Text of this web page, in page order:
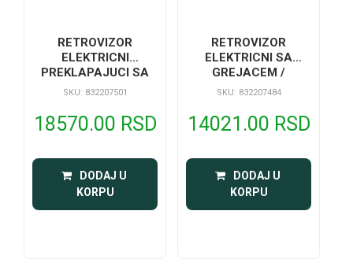
RETROVIZOR
ELEKTRICNI
PREKLAPAJUCI SA
GREJAC / MIGAVAC A
SKU: 832207501
18570.00 RSD
DODAJ U
KORPU
RETROVIZOR
ELEKTRICNI SA
GREJACEM /
MIGAVAC A KVALITET
SKU: 832207484
14021.00 RSD
DODAJ U
KORPU